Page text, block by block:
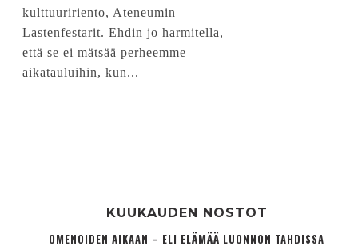
kulttuuririento, Ateneumin
Lastenfestarit. Ehdin jo harmitella,
että se ei mätsää perheemme
aikatauluihin, kun...
KUUKAUDEN NOSTOT
OMENOIDEN AIKAAN – ELI ELÄMÄÄ LUONNON TAHDISSA